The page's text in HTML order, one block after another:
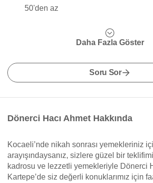
50'den az
Daha Fazla Göster
Soru Sor
Dönerci Hacı Ahmet Hakkında
Kocaeli’nde nikah sonrası yemekleriniz
arayışındaysanız, sizlere güzel bir
kadrosu ve lezzetli yemekleriyle Dönerci
Kartepe’de siz değerli konuklarımız için